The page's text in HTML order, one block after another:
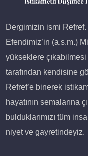
Dergimizin ismi
Efendimiz’in (a.s.m.)
yükseklere
tarafından kendisine
Refref’e binerek
hayatının semalarına
bulduklarımızı tüm
niyet ve gayretindeyiz.